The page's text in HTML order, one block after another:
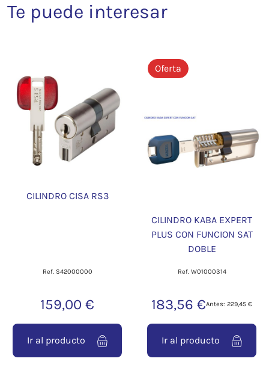
Te puede interesar
CILINDRO CISA RS3
Ref. S42000000
159,00 €
Ir al producto
Oferta
CILINDRO KABA EXPERT
PLUS CON FUNCION SAT
DOBLE
Ref. W01000314
183,56 €Antes: 229,45 €
Ir al producto